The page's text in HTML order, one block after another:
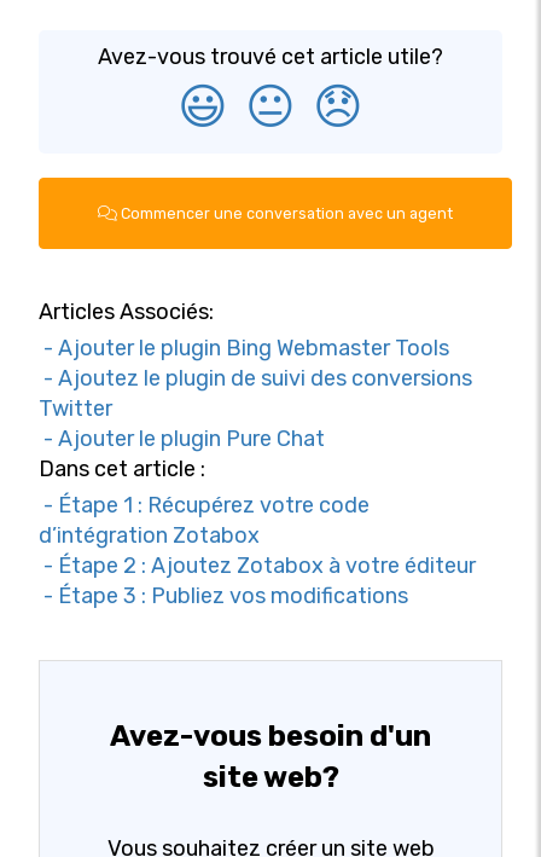
Avez-vous trouvé cet article utile?
😃 😐 😞
Commencer une conversation avec un agent
Articles Associés:
- Ajouter le plugin Bing Webmaster Tools
- Ajoutez le plugin de suivi des conversions
Twitter
- Ajouter le plugin Pure Chat
Dans cet article :
- Étape 1 : Récupérez votre code
d’intégration Zotabox
- Étape 2 : Ajoutez Zotabox à votre éditeur
- Étape 3 : Publiez vos modifications
Avez-vous besoin d'un
site web?
Vous souhaitez créer un site web